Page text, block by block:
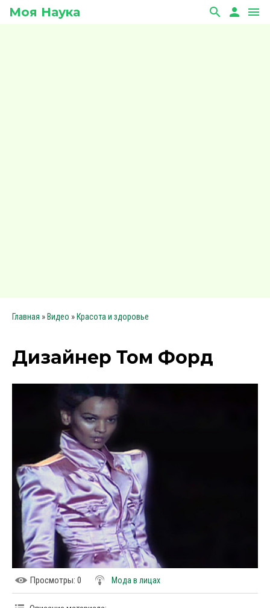
Моя Наука search person menu
Главная » Видео » Красота и здоровье
Дизайнер Том Форд
Просмотры: 0 Мода в лицах